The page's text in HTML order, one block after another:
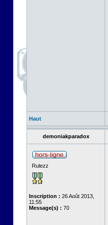
Haut
demoniakparadox
Rulezz
Inscription : 26 Août 2013,
11:55
Message(s) : 70